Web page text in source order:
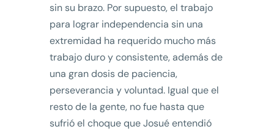
sin su brazo. Por supuesto, el trabajo
para lograr independencia sin una
extremidad ha requerido mucho más
trabajo duro y consistente, además de
una gran dosis de paciencia,
perseverancia y voluntad. Igual que el
resto de la gente, no fue hasta que
sufrió el choque que Josué entendió